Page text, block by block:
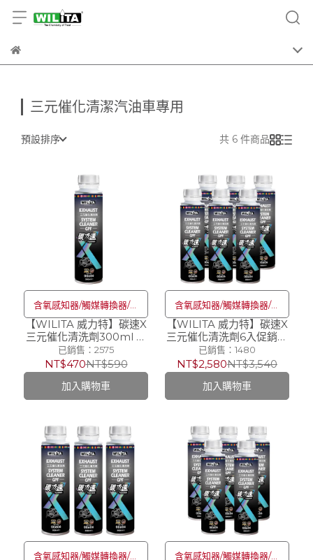
三元催化清潔汽油車專用
預設排序 共 6 件商品
含氧感知器/觸媒轉換器/積
碳清除
【WILITA 威力特】碳速X
三元催化清洗劑300ml 免
工具設計
已銷售：2575
NT$470NT$590
加入購物車
含氧感知器/觸媒轉換器/積
碳清除
【WILITA 威力特】碳速X
三元催化清洗劑6入促銷組
_免工具設計
已銷售：1480
NT$2,580NT$3,540
加入購物車
含氧感知器/觸媒轉換器/積
含氧感知器/觸媒轉換器/積